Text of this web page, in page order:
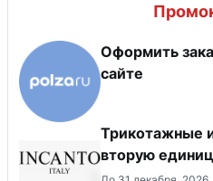
Оформить
сайте
Трикотажные
вторую